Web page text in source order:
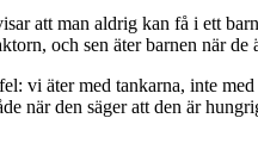
att man aldrig kan få i ett
och sen äter barnen när
vi äter med tankarna, inte
när den säger att den är